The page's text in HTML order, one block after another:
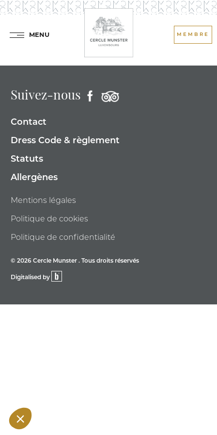
MENU MEMBRE
Suivez-nous
Contact
Dress Code & règlement
Statuts
Allergènes
Mentions légales
Politique de cookies
Politique de confidentialité
© 2026 Cercle Munster . Tous droits réservés
Digitalised by